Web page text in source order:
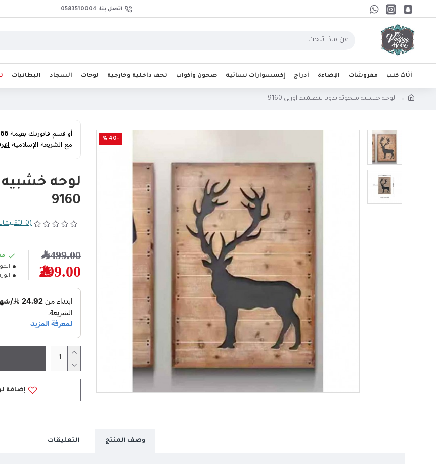
اتصل بنا: 0583510004
أثاث كنب مفروشات الإضاءة أدراج إكسسوارات نسائية صحون وأكواب تحف داخلية وخارجية لوحات السجاد البطانيات
لوحه خشبيه منحوته يدويا بتصميم اوربي 9160
-40 % أو قسم فاتورتك بقيمة
مع الشريعة الإسلامية
لوحه خشبيه
9160
(0 التقييمات)
299.00﷼
499.00﷼
إضافة
وصف المنتج التعليقات